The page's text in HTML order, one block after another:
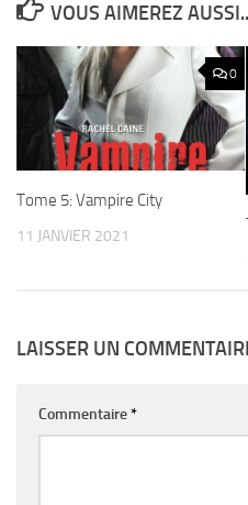
VOUS AIMEREZ
0
Tome 5: Vampire City
11 JANVIER 2021
LAISSER UN
Commentaire*